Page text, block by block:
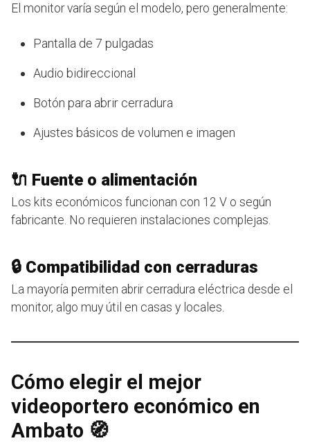
El monitor varía según el modelo, pero generalmente:
Pantalla de 7 pulgadas
Audio bidireccional
Botón para abrir cerradura
Ajustes básicos de volumen e imagen
🔌 Fuente o alimentación
Los kits económicos funcionan con 12 V o según
fabricante. No requieren instalaciones complejas.
🔒 Compatibilidad con cerraduras
La mayoría permiten abrir cerradura eléctrica desde el
monitor, algo muy útil en casas y locales.
Cómo elegir el mejor
videoportero económico en
Ambato 🧭